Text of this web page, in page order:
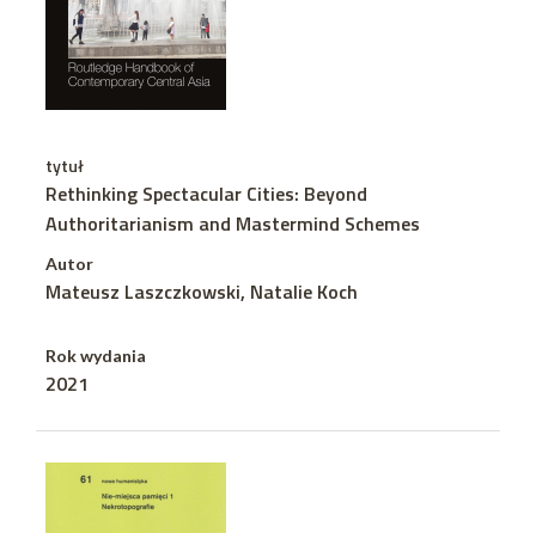
tytuł
Rethinking Spectacular Cities: Beyond
Authoritarianism and Mastermind Schemes
Autor
Mateusz Laszczkowski, Natalie Koch
Rok wydania
2021